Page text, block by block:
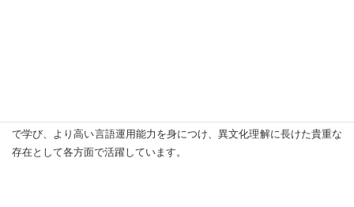
で学び、より高い言語運用能力を身につけ、異文化理解に長けた貴重な
存在として各方面で活躍しています。